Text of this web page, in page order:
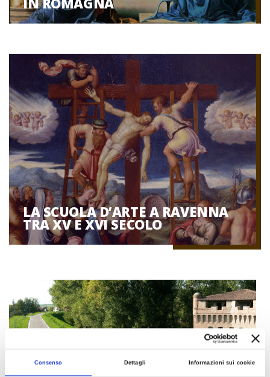
Consenso Dettagli Informazioni sui cookie
LA SCUOLA D’ARTE A RAVENNA
TRA XV E XVI SECOLO